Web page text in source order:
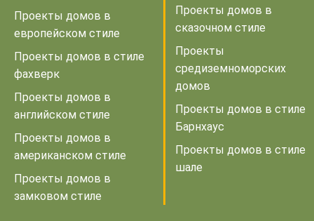
Проекты домов в
европейском стиле
Проекты домов в стиле
фахверк
Проекты домов в
английском стиле
Проекты домов в
американском стиле
Проекты домов в
замковом стиле
Проекты домов в
сказочном стиле
Проекты
средиземноморских
домов
Проекты домов в стиле
Барнхаус
Проекты домов в стиле
шале